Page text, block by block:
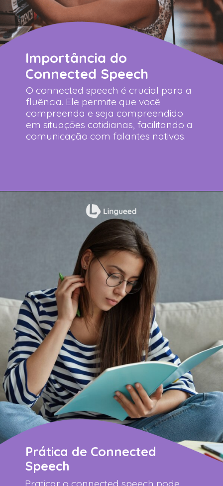
Importância do
Connected Speech
O connected speech é crucial para a
fluência. Ele permite que você
compreenda e seja compreendido
em situações cotidianas, facilitando a
comunicação com falantes nativos.
Prática de Connected
Speech
Praticar o connected speech pode